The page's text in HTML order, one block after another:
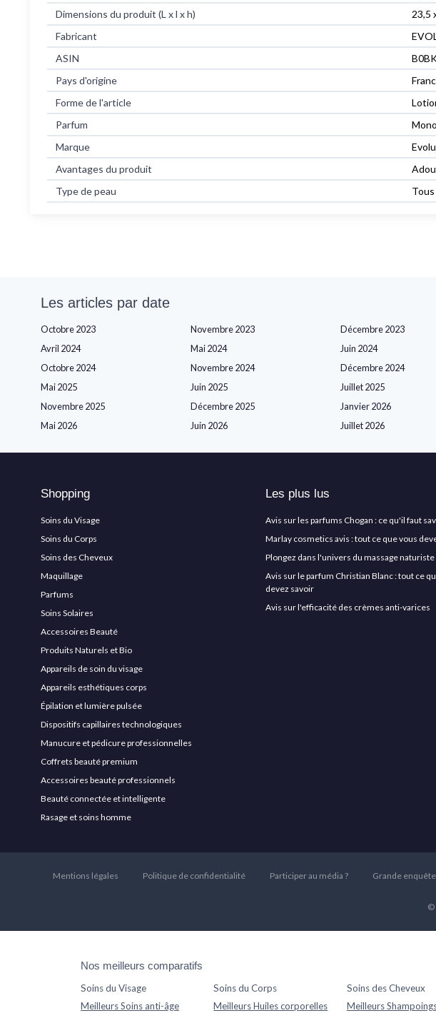
Dimensions du produit (L x l x h)
23,5
Fabricant
ASIN
Pays d'origine
Forme de l'article
Parfum
Marque
Avantages du produit
Type de peau
Tous
Les articles par date
Octobre 2023 Novembre 2023 Décembre 2023
Avril 2024
Mai 2024 Juin 2024
Octobre 2024
Novembre 2024 Décembre 2024
Mai 2025
Juin 2025 Juillet 2025
Novembre 2025
Décembre 2025 Janvier 2026
Mai 2026
Juin 2026 Juillet 2026
Shopping
Soins du Visage
Soins du Corps
Soins des Cheveux
Maquillage
Parfums
Soins Solaires
Accessoires Beauté
Produits Naturels et Bio
Appareils de soin du visage
Appareils esthétiques corps
Épilation et lumière pulsée
Dispositifs capillaires technologiques
Manucure et pédicure professionnelles
Coffrets beauté premium
Accessoires beauté professionnels
Beauté connectée et intelligente
Rasage et soins homme
Les plus lus
Avis sur les parfums Chogan : ce qu'il faut
Marlay cosmetics avis : tout ce que vous
Plongez dans l'univers du massage naturiste
Avis sur le parfum Christian Blanc : tout ce
devez savoir
Avis sur l'efficacité des crèmes anti-varices
Mentions légales Politique de confidentialité Participer au média ? Grande
©
Nos meilleurs comparatifs
Soins du Visage
Meilleurs Soins anti-âge
Soins du Corps
Meilleurs Huiles corporelles
Soins des Cheveux
Meilleurs